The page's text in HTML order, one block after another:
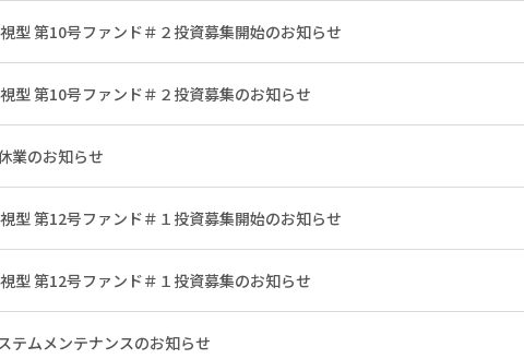
型 第10号ファンド＃２投資募集開始のお知らせ
型 第10号ファンド＃２投資募集のお知らせ
業のお知らせ
型 第12号ファンド＃１投資募集開始のお知らせ
型 第12号ファンド＃１投資募集のお知らせ
テムメンテナンスのお知らせ